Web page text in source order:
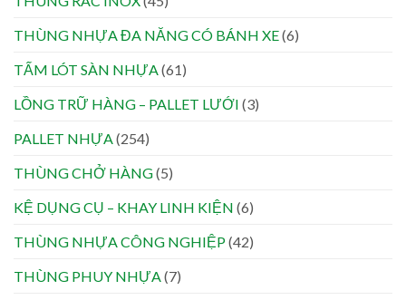
THÙNG NHỰA ĐA NĂNG CÓ BÁNH XE(6)
TẤM LÓT SÀN NHỰA (61)
LỒNG TRỮ HÀNG – PALLET LƯỚI (3)
PALLET NHỰA (254)
THÙNG CHỞ HÀNG(5)
KỆ DỤNG CỤ – KHAY LINH KIỆN (6)
THÙNG NHỰA CÔNG NGHIỆP(42)
THÙNG PHUY NHỰA (7)